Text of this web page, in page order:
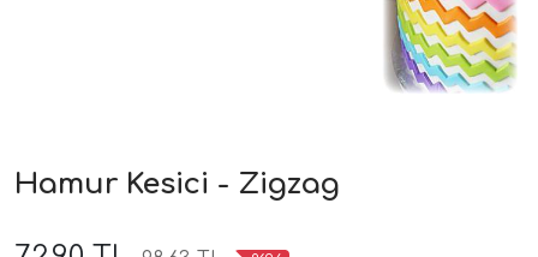
Hamur Kesici - Zigzag